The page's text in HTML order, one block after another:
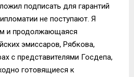
подписать для гарантий
не поступают. Я
и продолжающаяся
эмиссаров, Рябкова,
с представителями Госдепа,
готовящиеся к